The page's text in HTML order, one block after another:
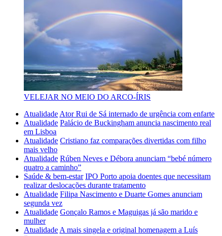
VELEJAR NO MEIO DO ARCO-ÍRIS
Atualidade Ator Rui de Sá internado de urgência com enfarte
Atualidade Palácio de Buckingham anuncia nascimento real
em Lisboa
Atualidade Cristiano faz comparações divertidas com filho
mais velho
Atualidade Rúben Neves e Débora anunciam “bebé número
quatro a caminho”
Saúde & bem-estar IPO Porto apoia doentes que necessitam
realizar deslocações durante tratamento
Atualidade Filipa Nascimento e Duarte Gomes anunciam
segunda vez
Atualidade Gonçalo Ramos e Maguigas já são marido e
mulher
Atualidade A mais singela e original homenagem a Luís